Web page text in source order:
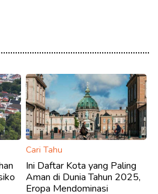
Cari Tahu
Ini Daftar Kota yang Paling
Aman di Dunia Tahun 2025,
Eropa Mendominasi